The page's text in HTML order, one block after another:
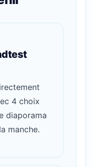
4 choix
diaporama
manche.